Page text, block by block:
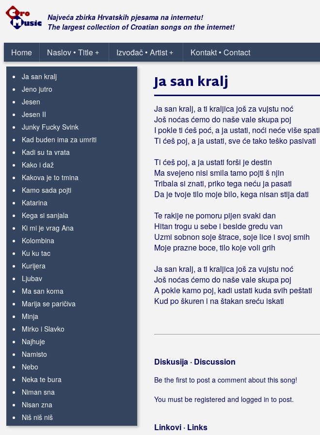
Najveća zbirka Hrvatskih pjesama na internetu!
The largest collection of Croatian songs on the internet!
Home +
Naslov • Title +
Izvođač • Artist Kontakt • Contact
I da san zna
Imala je oči
Ja nis pronat
Ja nisan stija mala
Ja san kralj
Jeno jutro
Jesen
Jesen II
Junky Fucky Svink
Kad buden ima za umriti
Kadi su ta vrata
Kako i daž
Kakova je to tmina
Kamo sada pojti
Katarina
Kega si sanjala
Ki mi je vrag Ana
Kolombina
Ku ku tac
Kurijera
Ljubav
Ma san koma
Marija se paričiva
Minja
Mirko i Slavko
Najhuje
Namisto
Nebo
Neka te bura
Niman sna
Nisan zna
Niš niš niš
Njoki z zecom
Ja san kralj
Ja san kralj, a ti kraljica još za vujstu noć
Još noćas ćemo do naše vale skupa poj
I pokle ti ćeš poć, a ja ustati, noći neće više spati
Ti ćeš poj, a ja ustati, sve će tako teško pasivati
Ti ćeš poj, a ja ustati forši je destin
Ma svejeno nisi smila tamo pojti š njin
Tribala si znati, priko tega neću ja pasati
Da je tvoje tilo moje bilo, kega nisan stija dati
Te rakije ne pomoru pijen svaki dan
Hitan trogu u sebe i beside gredu van
Uzmi sobnon soje štrace, soje lice i svoj smih
Moje prazne boce, tilo koje voli grih
Ja san kralj, a ti kraljica još za vujstu noć
Još noćas ćemo do naše vale skupa poj
A pokle kamo poj, kadi ustati kuda svih peštati
Kud po škuren i na štakan sreću iskati
Diskusija · Discussion
Be the first to post a comment about this song!
You must be registered and logged in to post.
Linkovi · Links